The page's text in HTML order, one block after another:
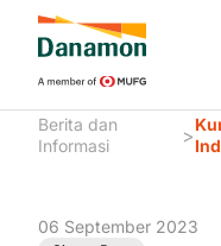
Berita dan
Informasi
>
06 September 2023